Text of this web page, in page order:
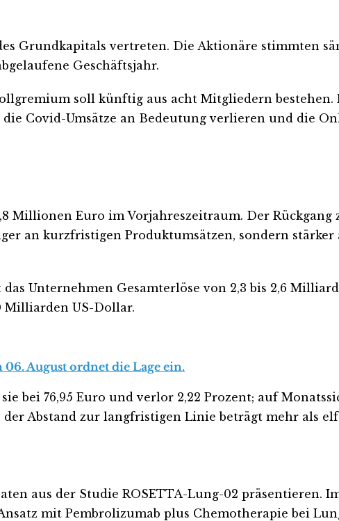
Grundkapitals vertreten. Die Aktionäre stimmten
Geschäftsjahr.
soll künftig aus acht Mitgliedern bestehen.
Covid-Umsätze an Bedeutung verlieren und die
Millionen Euro im Vorjahreszeitraum. Der
an kurzfristigen Produktumsätzen, sondern stärker
Unternehmen Gesamterlöse von 2,3 bis 2,6
Milliarden US-Dollar.
August ordnet die Lage ein.
bei 76,95 Euro und verlor 2,22 Prozent; auf
Abstand zur langfristigen Linie beträgt mehr als
aus der Studie ROSETTA-Lung-02 präsentieren.
mit Pembrolizumab plus Chemotherapie bei